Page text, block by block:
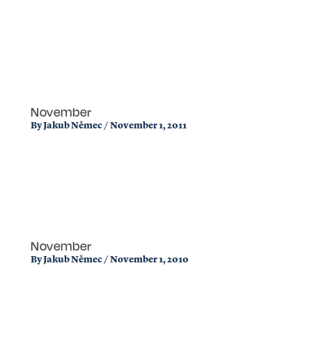
November
ByJakub Němec / November 1, 2011
November
ByJakub Němec / November 1, 2010